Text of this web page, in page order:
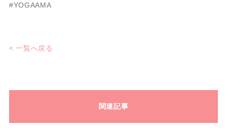
#YOGAAMA
< 一覧へ戻る
関連記事